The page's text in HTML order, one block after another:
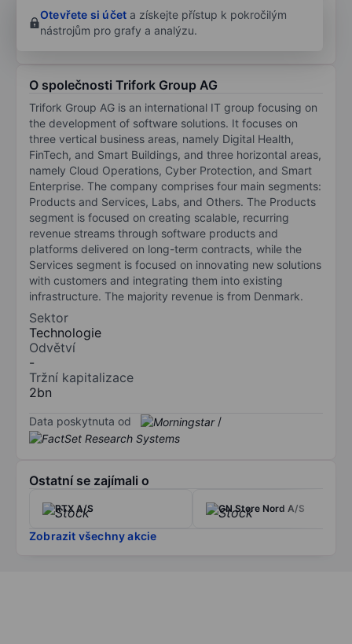
Otevřete si účet a získejte přístup k pokročilým
nástrojům pro grafy a analýzu.
O společnosti Trifork Group AG
Trifork Group AG is an international IT group focusing on
the development of software solutions. It focuses on
three vertical business areas, namely Digital Health,
FinTech, and Smart Buildings, and three horizontal areas,
namely Cloud Operations, Cyber Protection, and Smart
Enterprise. The company comprises four main segments:
Products and Services, Labs, and Others. The Products
segment is focused on creating scalable, recurring
revenue streams through software products and
platforms delivered on long-term contracts, while the
Services segment is focused on innovating new solutions
with customers and integrating them into existing
infrastructure. The majority revenue is from Denmark.
Sektor
Technologie
Odvětví
-
Tržní kapitalizace
2bn
Data poskytnuta od /
Ostatní se zajímali o
RTX A/S GN Store Nord A/S
Zobrazit všechny akcie